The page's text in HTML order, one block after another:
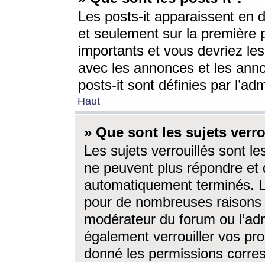
Les posts-it apparaissent en
et seulement sur la première
importants et vous devriez
avec les annonces et les
posts-it sont définies par
Haut
» Que sont les sujets
Les sujets verrouillés sont
ne peuvent plus répondre
automatiquement terminés.
pour de nombreuses
modérateur du forum ou
également verrouiller vos
donné les permissions